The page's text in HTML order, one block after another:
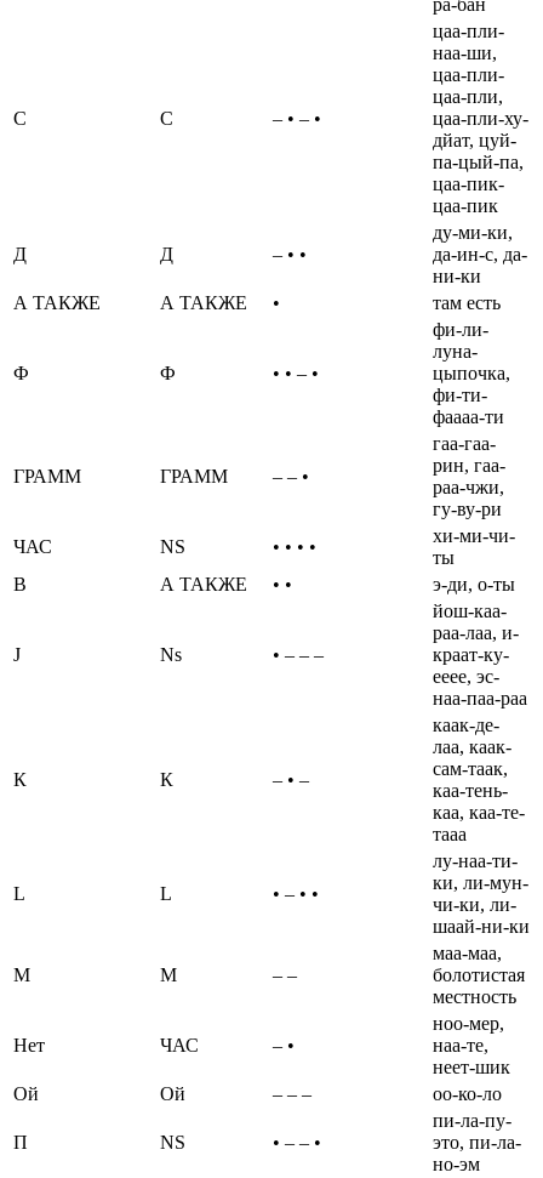
С С – • – •
цаа-пли-
наа-ши,
цаа-пли-
цаа-пли,
цаа-пли-ху-
дйат, цуй-
па-цый-па,
цаа-пик-
цаа-пик
Д Д – • •
ду-ми-ки,
да-ин-с, да-
ни-ки
А ТАКЖЕ
А ТАКЖЕ • там есть
Ф Ф • • – •
фи-ли-
луна-
цыпочка,
фи-ти-
фаааа-ти
ГРАММ ГРАММ – – •
гаа-гаа-
рин, гаа-
раа-чжи,
гу-ву-ри
ЧАС
NS • • • •
хи-ми-чи-
ты
В
А ТАКЖЕ • • э-ди, о-ты
J Ns • – – –
йош-каа-
раа-лаа, и-
краат-ку-
ееее, эс-
наа-паа-раа
К К – • –
каак-де-
лаа, каак-
сам-таак,
каа-тень-
каа, каа-те-
тааа
L L • – • •
лу-наа-ти-
ки, ли-мун-
чи-ки, ли-
шаай-ни-ки
М М – –
маа-маа,
болотистая
местность
Нет ЧАС – •
ноо-мер,
наа-те,
неет-шик
Ой
Ой – – – оо-ко-ло
П NS • – – •
пи-ла-пу-
это, пи-ла-
но-эм